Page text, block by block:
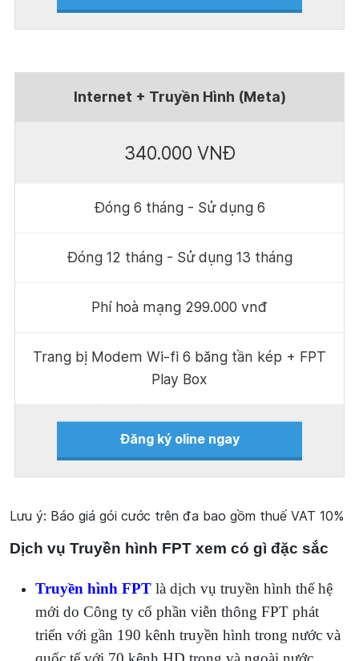
Internet + Truyền Hình (Meta)
340.000 VNĐ
Đóng 6 tháng - Sử dụng 6
Đóng 12 tháng - Sử dụng 13 tháng
Phí hoà mạng 299.000 vnđ
Trang bị Modem Wi-fi 6 băng tần kép + FPT
Play Box
Đăng ký oline ngay
Lưu ý: Báo giá gói cước trên đa bao gồm thuế VAT 10%
Dịch vụ Truyền hình FPT xem có gì đặc sắc
Truyền hình FPT là dịch vụ truyền hình thế hệ
mới do Công ty cổ phần viễn thông FPT phát
triển với gần 190 kênh truyền hình trong nước và